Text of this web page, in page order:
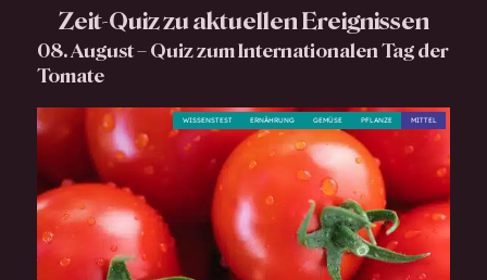
Zeit-Quiz zu aktuellen Ereignissen
08. August – Quiz zum Internationalen Tag der
Tomate
MITTEL
PFLANZE
GEMÜSE
ERNÄHRUNG
WISSENSTEST